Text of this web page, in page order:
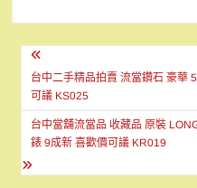
文
章
導
覽
台中二手精品拍賣 流當鑽石 豪華
可議 KS025
台中當舖流當品 收藏品 原裝
錶 9成新 喜歡價可議 KR019